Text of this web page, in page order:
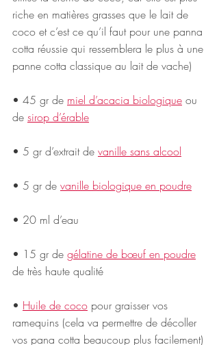
riche en matières grasses que le lait de
coco et c’est ce qu’il faut pour une panna
cotta réussie qui ressemblera le plus à une
panne cotta classique au lait de vache)
• 45 gr de miel d’acacia biologique ou
de sirop d’érable
• 5 gr d’extrait de vanille sans alcool
• 5 gr de vanille biologique en poudre
• 20 ml d’eau
• 15 gr de gélatine de bœuf en poudre
de très haute qualité
• Huile de coco pour graisser vos
ramequins (cela va permettre de décoller
vos pana cotta beaucoup plus facilement)